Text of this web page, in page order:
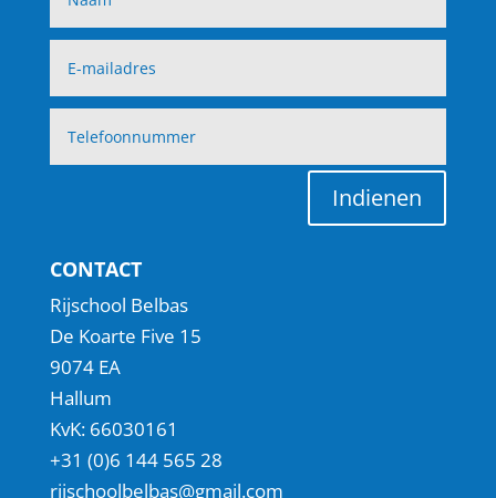
Indienen
CONTACT
Rijschool Belbas
De Koarte Five 15
9074 EA
Hallum
KvK: 66030161
+31 (0)6 144 565 28
rijschoolbelbas@gmail.com